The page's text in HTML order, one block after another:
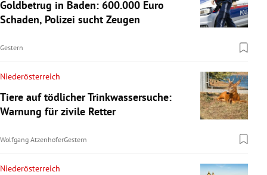
Goldbetrug in Baden: 600.000 Euro
Schaden, Polizei sucht Zeugen
Gestern
Niederösterreich
Tiere auf tödlicher Trinkwassersuche:
Warnung für zivile Retter
Wolfgang AtzenhoferGestern
Niederösterreich